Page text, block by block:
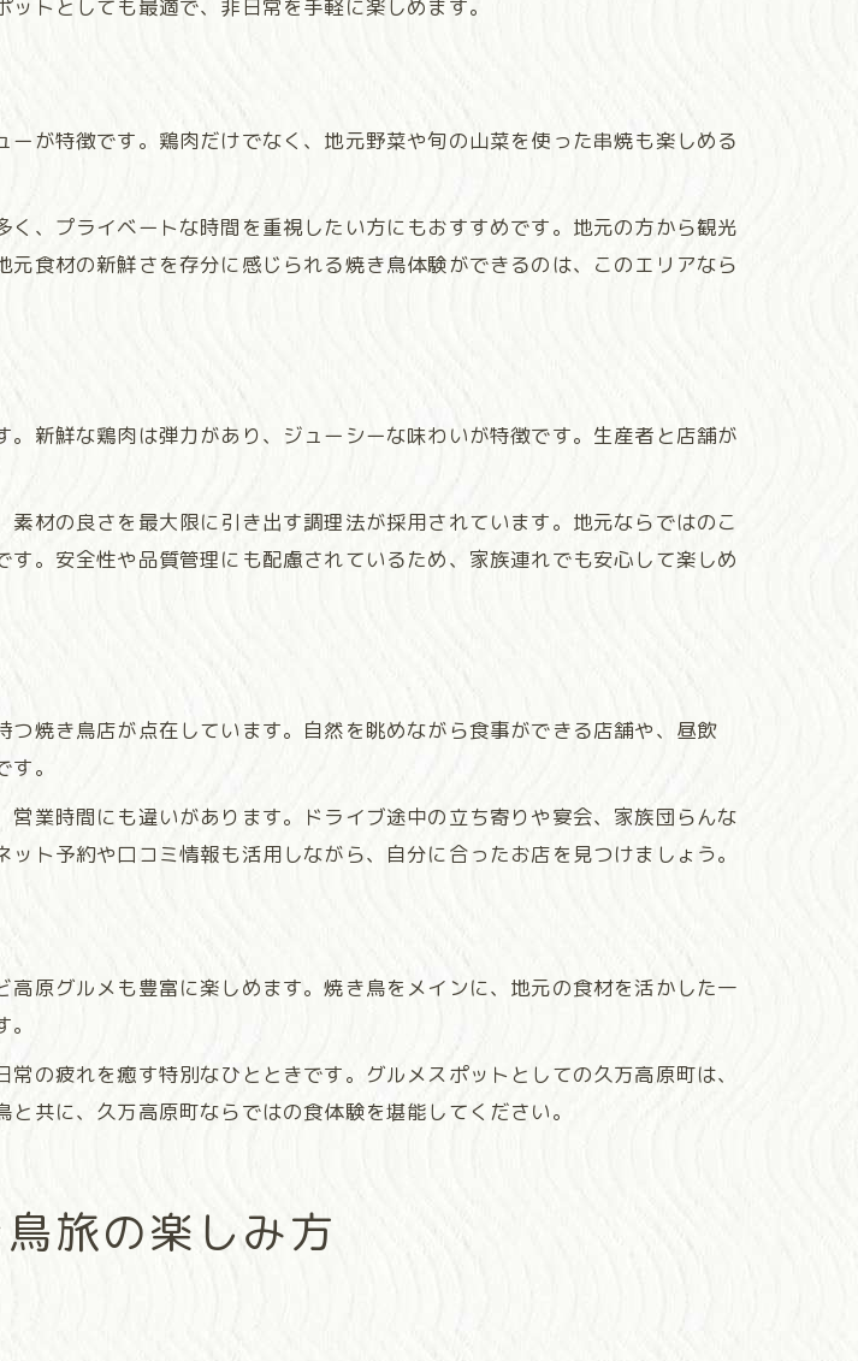
ら高原の焼き鳥を満喫しよう
納得の久万高原町の魅力
トとしても最適で、非日常を手軽に楽しめます。
が特徴です。鶏肉だけでなく、地元野菜や旬の山菜を使った串焼も楽しめる
、プライベートな時間を重視したい方にもおすすめです。地元の方から観光
食材の新鮮さを存分に感じられる焼き鳥体験ができるのは、このエリアなら
新鮮な鶏肉は弾力があり、ジューシーな味わいが特徴です。生産者と店舗が
材の良さを最大限に引き出す調理法が採用されています。地元ならではのこ
。安全性や品質管理にも配慮されているため、家族連れでも安心して楽しめ
焼き鳥店が点在しています。自然を眺めながら食事ができる店舗や、昼飲
。
業時間にも違いがあります。ドライブ途中の立ち寄りや宴会、家族団らんな
ト予約や口コミ情報も活用しながら、自分に合ったお店を見つけましょう。
原グルメも豊富に楽しめます。焼き鳥をメインに、地元の食材を活かした一
の疲れを癒す特別なひとときです。グルメスポットとしての久万高原町は、
共に、久万高原町ならではの食体験を堪能してください。
旅の楽しみ方